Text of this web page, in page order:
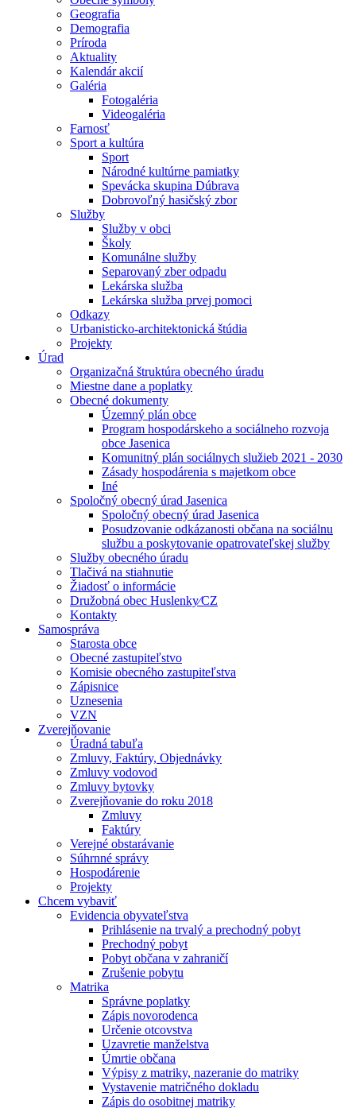
Geografia
Demografia
Príroda
Aktuality
Kalendár akcií
Galéria
Fotogaléria
Videogaléria
Farnosť
Sport a kultúra
Sport
Národné kultúrne pamiatky
Spevácka skupina Dúbrava
Dobrovoľný hasičský zbor
Služby
Služby v obci
Školy
Komunálne služby
Separovaný zber odpadu
Lekárska služba
Lekárska služba prvej pomoci
Odkazy
Urbanisticko-architektonická štúdia
Projekty
Úrad
Organizačná štruktúra obecného úradu
Miestne dane a poplatky
Obecné dokumenty
Územný plán obce
Program hospodárskeho a sociálneho rozvoja
obce Jasenica
Komunitný plán sociálnych služieb 2021 - 2030
Zásady hospodárenia s majetkom obce
Iné
Spoločný obecný úrad Jasenica
Spoločný obecný úrad Jasenica
Posudzovanie odkázanosti občana na sociálnu
službu a poskytovanie opatrovateľskej služby
Služby obecného úradu
Tlačivá na stiahnutie
Žiadosť o informácie
Družobná obec Huslenky⁄CZ
Kontakty
Samospráva
Starosta obce
Obecné zastupiteľstvo
Komisie obecného zastupiteľstva
Zápisnice
Uznesenia
VZN
Zverejňovanie
Úradná tabuľa
Zmluvy, Faktúry, Objednávky
Zmluvy vodovod
Zmluvy bytovky
Zverejňovanie do roku 2018
Zmluvy
Faktúry
Verejné obstarávanie
Súhrnné správy
Hospodárenie
Projekty
Chcem vybaviť
Evidencia obyvateľstva
Prihlásenie na trvalý a prechodný pobyt
Prechodný pobyt
Pobyt občana v zahraničí
Zrušenie pobytu
Matrika
Správne poplatky
Zápis novorodenca
Určenie otcovstva
Uzavretie manželstva
Úmrtie občana
Výpisy z matriky, nazeranie do matriky
Vystavenie matričného dokladu
Zápis do osobitnej matriky